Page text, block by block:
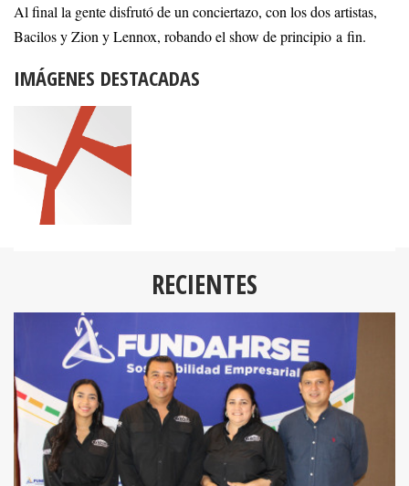
Al final la gente disfrutó de un conciertazo, con los dos artistas,
Bacilos y Zion y Lennox, robando el show de principio a fin.
IMÁGENES DESTACADAS
RECIENTES